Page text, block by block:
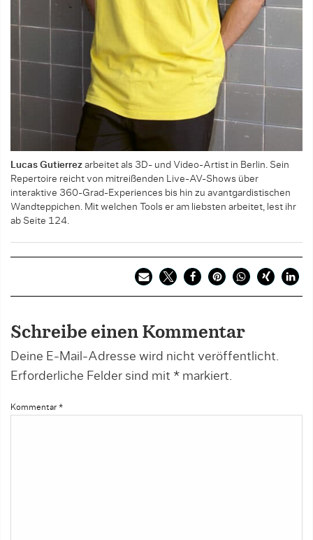
Lucas Gutierrez arbeitet als 3D- und Video-Artist in Berlin. Sein
Repertoire reicht von mitreißenden Live-AV-Shows über
interaktive 360-Grad-Experiences bis hin zu avantgardistischen
Wandteppichen. Mit welchen Tools er am liebsten arbeitet, lest ihr
ab Seite 124.
Schreibe einen Kommentar
Deine E-Mail-Adresse wird nicht veröffentlicht.
Erforderliche Felder sind mit * markiert.
Kommentar *